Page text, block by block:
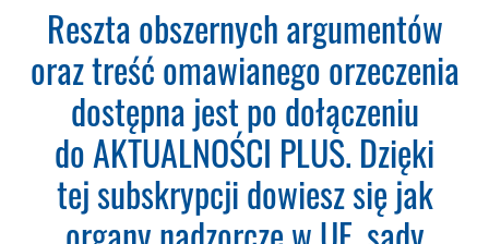
o Ochronie Danych
Osobowych (RODO).
Codzienna aktualizacja
bazy orzeczeń.
Teraz zamawiasz Szkolenie RODO -
Reszta obszernych argumentów
oraz treść omawianego orzeczenia
dostępna jest po dołączeniu
do AKTUALNOŚCI PLUS. Dzięki
tej subskrypcji dowiesz się jak